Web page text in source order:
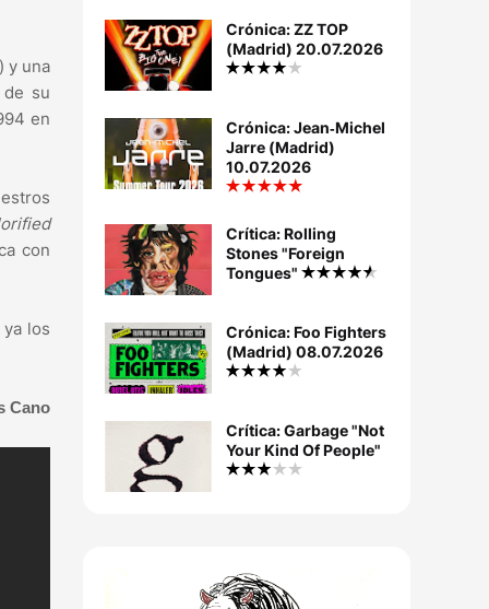
y una
su
en
con
los
Cano
Crónica: ZZ TOP
(Madrid) 20.07.2026
Crónica: Jean‐Michel
Jarre (Madrid)
10.07.2026
Crítica: Rolling
Stones "Foreign
Tongues"
Crónica: Foo Fighters
(Madrid) 08.07.2026
Crítica: Garbage "Not
Your Kind Of People"